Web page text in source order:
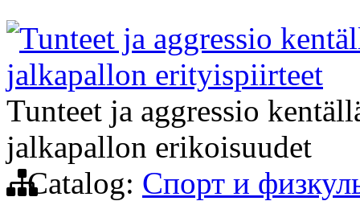
Tunteet ja aggressio
jalkapallon erityispiirteet
Tunteet ja aggressio
jalkapallon erikoisuudet
Catalog: Спорт и